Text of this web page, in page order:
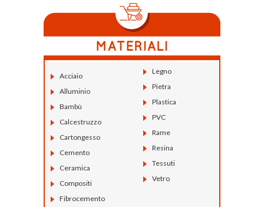
Acciaio
Alluminio
Bambù
Calcestruzzo
Cartongesso
Cemento
Ceramica
Compositi
Fibrocemento
Legno
Pietra
Plastica
PVC
Rame
Resina
Tessuti
Vetro